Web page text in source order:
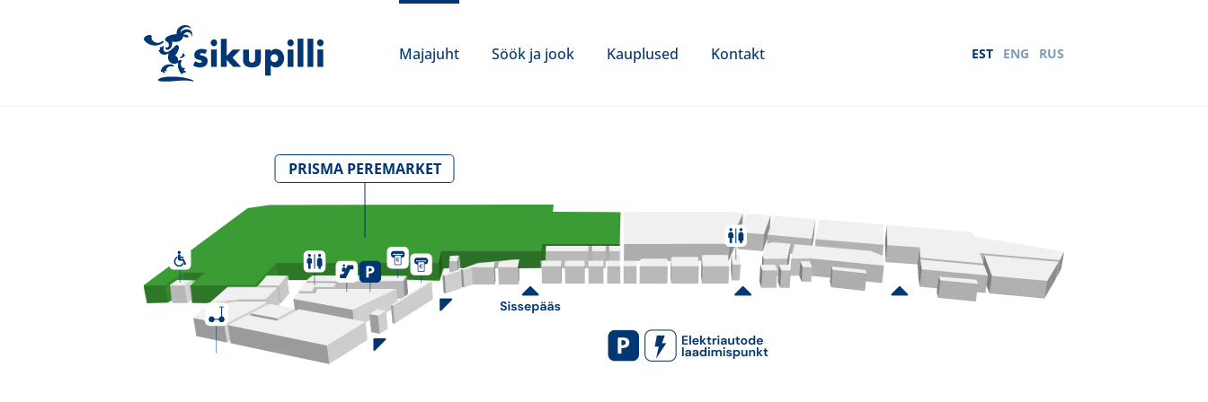
Majajuht Söök ja jook Kauplused Kontakt EST ENG RUS
PRISMA PEREMARKET